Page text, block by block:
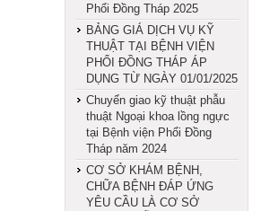
Phổi Đồng Tháp 2025
BẢNG GIÁ DỊCH VỤ KỸ
THUẬT TẠI BỆNH VIỆN
PHỔI ĐỒNG THÁP ÁP
DỤNG TỪ NGÀY 01/01/2025
Chuyển giao kỹ thuật phẫu
thuật Ngoại khoa lồng ngực
tại Bệnh viện Phổi Đồng
Tháp năm 2024
CƠ SỞ KHÁM BỆNH,
CHỮA BỆNH ĐÁP ỨNG
YÊU CẦU LÀ CƠ SỞ